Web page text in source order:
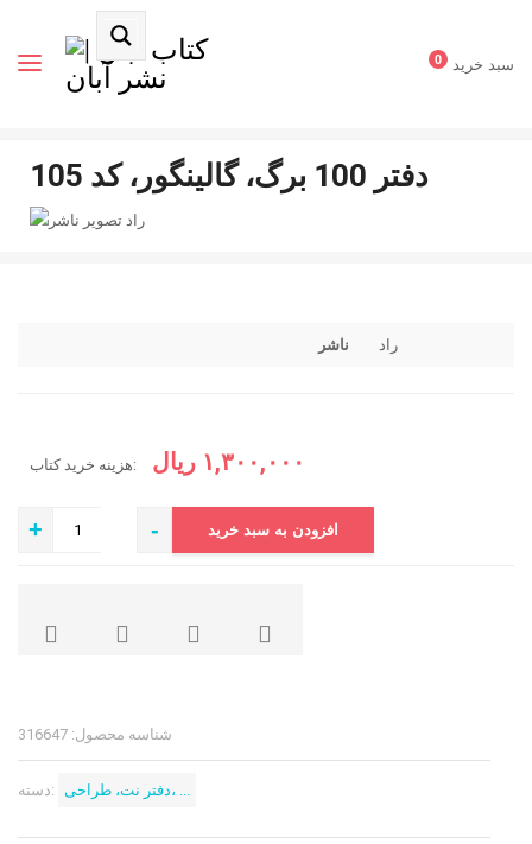
سبد خرید 0
دفتر 100 برگ، گالینگور، کد 105
راد
ناشر راد
هزینه خرید کتاب: ۱,۳۰۰,۰۰۰ ریال
+ - افزودن به سبد خرید
شناسه محصول: 316647
دسته: دفتر نت، طراحی، ...